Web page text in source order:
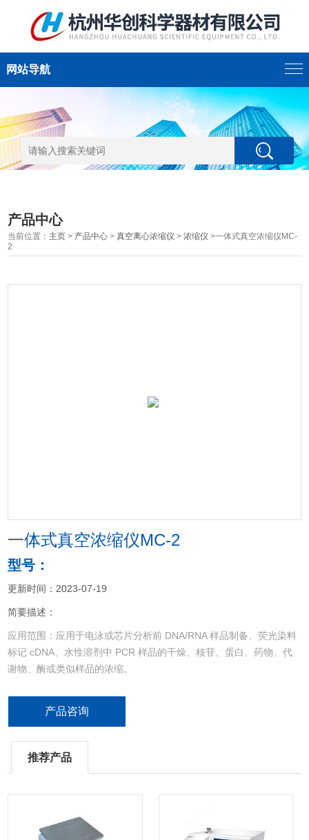
网站导航
产品中心
当前位置： 主页 > 产品中心 >真空离心浓缩仪 >浓缩仪 >一体式真空浓缩仪MC-
2
一体式真空浓缩仪MC-2
型号：
更新时间：2023-07-19
简要描述：
应用范围：应用于电泳或芯片分析前 DNA/RNA 样品制备、荧光染料
标记 cDNA、水性溶剂中 PCR 样品的干燥、核苷、蛋白、药物、代
谢物、酶或类似样品的浓缩。
产品咨询
推荐产品